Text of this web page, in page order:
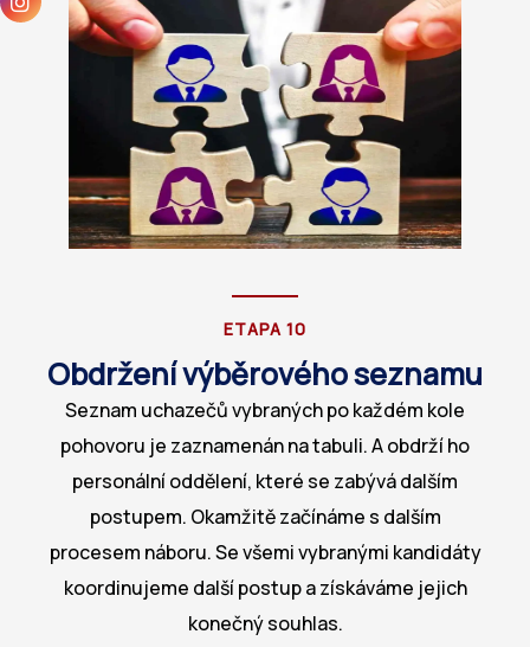
ETAPA 10
Obdržení výběrového seznamu
Seznam uchazečů vybraných po každém kole
pohovoru je zaznamenán na tabuli. A obdrží ho
personální oddělení, které se zabývá dalším
postupem. Okamžitě začínáme s dalším
procesem náboru. Se všemi vybranými kandidáty
koordinujeme další postup a získáváme jejich
konečný souhlas.